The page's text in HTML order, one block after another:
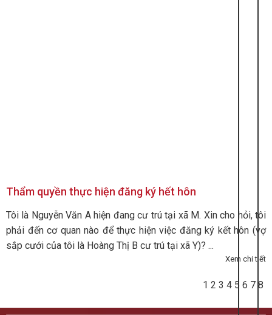
Thẩm quyền thực hiện đăng ký hết hôn
Tôi là Nguyễn Văn A hiện đang cư trú tại xã M. Xin cho hỏi, tôi
phải đến cơ quan nào để thực hiện việc đăng ký kết hôn (vợ
sắp cưới của tôi là Hoàng Thị B cư trú tại xã Y)? ...
Xem chi tiết
1 2 3 4 5 6 7 8